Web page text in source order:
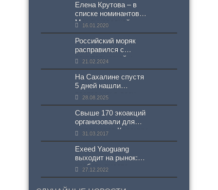
Елена Крутова – в
списке номинантов
Международной
федерации стрельбы
из лука⭐?
16.01.2020
Российский моряк
расправился с
сожительницей и
избил ее нового
возлюбленного
21.02.2024
На Сахалине спустя
5 дней нашли
пропавших в лесу
людей
28.08.2025
Свыше 170 экоакций
организовали для
школьников Коломны
ко Дню птиц
31.03.2017
Exeed Yaoguang
выходит на рынок:
«робот» вместо
«автомата»
27.12.2022